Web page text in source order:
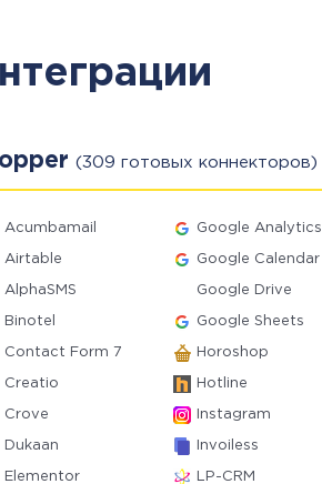
(309 готовых коннекторов)
Acumbamail Google Analytics
Airtable Google Calendar
AlphaSMS Google Drive
Binotel Google Sheets
Contact Form 7 Horoshop
Creatio Hotline
Crove Instagram
Dukaan Invoiless
Elementor LP-CRM